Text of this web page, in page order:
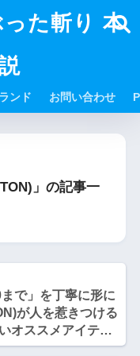
た斬り 本
ンド お問い合わせ
」の記事一
で」を丁寧に形に
が人を惹きつける
オススメアイテム
】